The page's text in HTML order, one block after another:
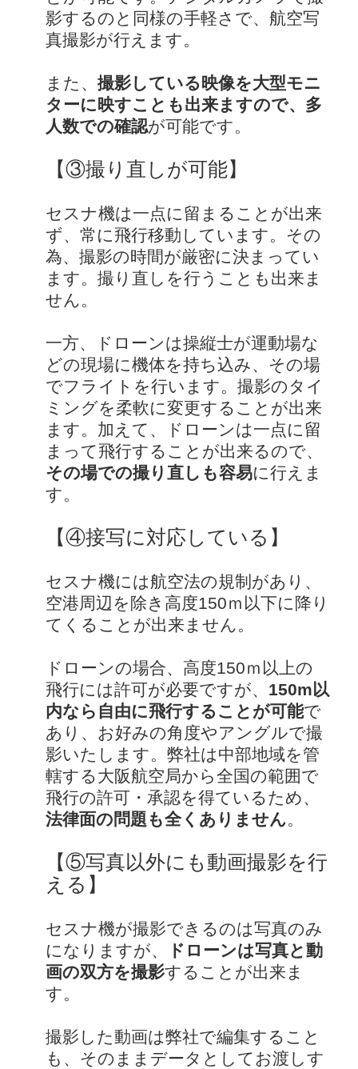
影するのと同様の手軽さで、航空写
真撮影が行えます。
また、 撮影している映像を大型モニ
ターに映すことも出来ますので、多
人数での確認が可能です。
【③撮り直しが可能】
セスナ機は一点に留まることが出来
ず、常に飛行移動しています。その
為、撮影の時間が厳密に決まってい
ます。撮り直しを行うことも出来ま
せん。
一方、ドローンは操縦士が運動場な
どの現場に機体を持ち込み、その場
でフライトを行います。撮影のタイ
ミングを柔軟に変更することが出来
ます。加えて、ドローンは一点に留
まって飛行することが出来るので、
その場での撮り直しも容易に行えま
す。
【④接写に対応している】
セスナ機には航空法の規制があり、
空港周辺を除き高度150ｍ以下に降り
てくることが出来ません。
ドローンの場合、高度150ｍ以上の
飛行には許可が必要ですが、 150m以
内なら自由に飛行することが可能で
あり、お好みの角度やアングルで撮
影いたします。弊社は中部地域を管
轄する大阪航空局から全国の範囲で
飛行の許可・承認を得ているため、
法律面の問題も全くありません。
【⑤写真以外にも動画撮影を行
える】
セスナ機が撮影できるのは写真のみ
になりますが、
ドローンは写真と動
画の双方を撮影することが出来ま
す。
撮影した動画は弊社で編集すること
も、そのままデータとしてお渡しす